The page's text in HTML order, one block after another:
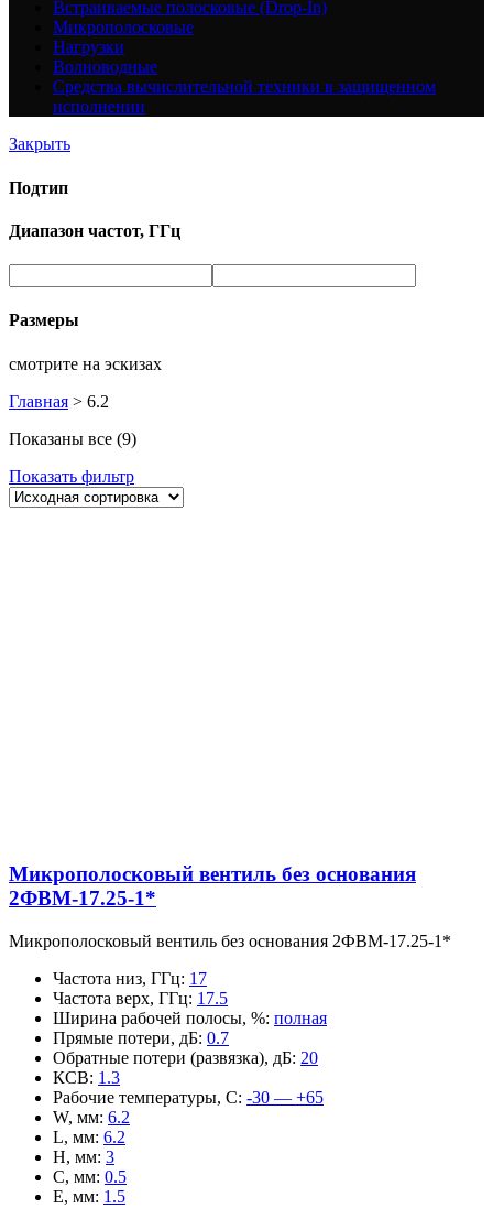
Встраиваемые полосковые (Drop-In)
Микрополосковые
Нагрузки
Волноводные
Средства вычислительной техники в защищенном
исполнении
Закрыть
Подтип
Диапазон частот, ГГц
Размеры
смотрите на эскизах
Главная > 6.2
Показаны все (9)
Показать фильтр
Микрополосковый вентиль без основания
2ФВМ-17.25-1*
Микрополосковый вентиль без основания 2ФВМ-17.25-1*
Частота низ, ГГц: 17
Частота верх, ГГц: 17.5
Ширина рабочей полосы, %: полная
Прямые потери, дБ: 0.7
Обратные потери (развязка), дБ: 20
КСВ: 1.3
Рабочие температуры, С: -30 — +65
W, мм: 6.2
L, мм: 6.2
H, мм: 3
C, мм: 0.5
E, мм: 1.5